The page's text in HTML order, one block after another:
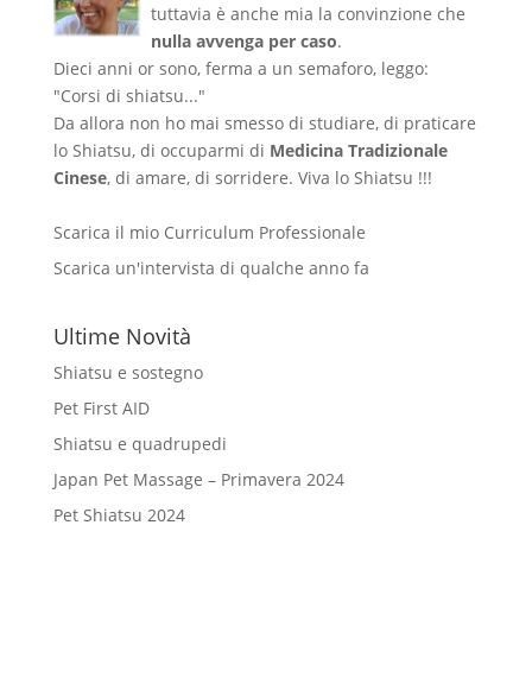
tuttavia è anche mia la convinzione che
nulla avvenga per caso.
Dieci anni or sono, ferma a un semaforo, leggo:
"Corsi di shiatsu..."
Da allora non ho mai smesso di studiare, di praticare
lo Shiatsu, di occuparmi di Medicina Tradizionale
Cinese, di amare, di sorridere. Viva lo Shiatsu !!!
Scarica il mio Curriculum Professionale
Scarica un'intervista di qualche anno fa
Ultime Novità
Shiatsu e sostegno
Pet First AID
Shiatsu e quadrupedi
Japan Pet Massage – Primavera 2024
Pet Shiatsu 2024